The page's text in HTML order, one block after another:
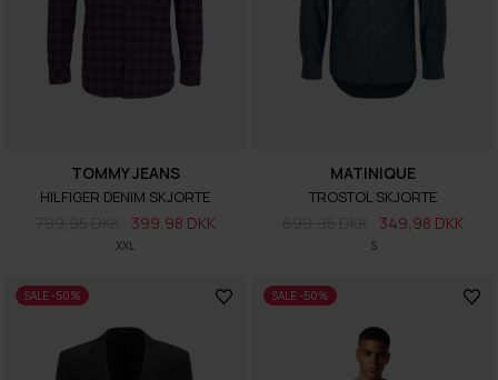
XXL
TOMMY JEANS
HILFIGER DENIM SKJORTE
399,98 DKK
S
MATINIQUE
TROSTOL SKJORTE
349,98 DKK
SALE -50% SALE -50%